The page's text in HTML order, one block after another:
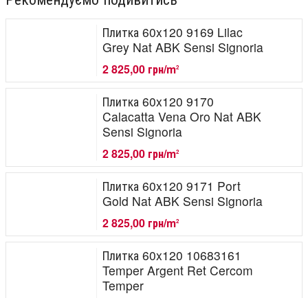
Плитка 60x120 9169 Lilac
Grey Nat ABK Sensi Signoria
2 825,00 грн/m2
Плитка 60x120 9170
Calacatta Vena Oro Nat ABK
Sensi Signoria
2 825,00 грн/m2
Плитка 60x120 9171 Port
Gold Nat ABK Sensi Signoria
2 825,00 грн/m2
Плитка 60x120 10683161
Temper Argent Ret Cercom
Temper